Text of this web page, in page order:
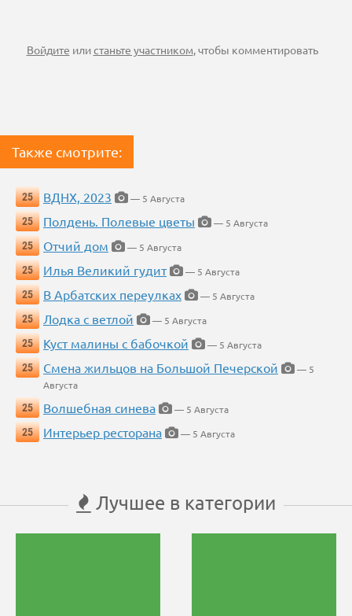
Войдите илистаньте участником, чтобы комментировать
Также смотрите:
25 ВДНХ, 2023
— 5 Августа
25
Полдень. Полевые цветы
— 5 Августа
25
Отчий дом
— 5 Августа
25
Илья Великий гудит
— 5 Августа
25
В Арбатских переулках
— 5 Августа
25
Лодка с ветлой
— 5 Августа
25
Куст малины с бабочкой
— 5 Августа
25
Смена жильцов на Большой Печерской
— 5
Августа
25
Волшебная синева
— 5 Августа
25
Интерьер ресторана — 5 Августа
Лучшее в категории